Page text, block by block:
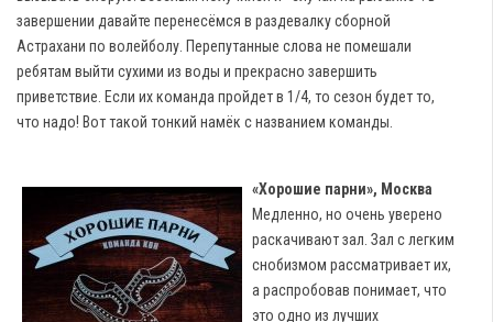
завершении давайте перенесёмся в раздевалку сборной
Астрахани по волейболу. Перепутанные слова не помешали
ребятам выйти сухими из воды и прекрасно завершить
приветствие. Если их команда пройдет в 1/4, то сезон будет то,
что надо! Вот такой тонкий намёк с названием команды.
«Хорошие парни», Москва
Медленно, но очень уверено
раскачивают зал. Зал с легким
снобизмом рассматривает их,
а распробовав понимает, что
это одно из лучших